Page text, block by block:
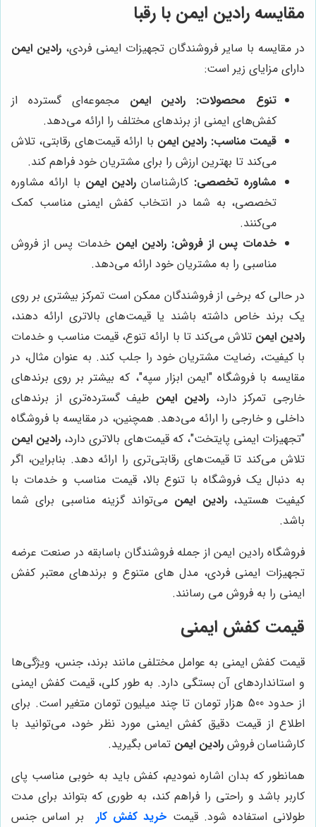
مقایسه رادین ایمن با رقبا
در مقایسه با سایر فروشندگان تجهیزات ایمنی فردی، رادین ایمن
دارای مزایای زیر است:
تنوع محصولات:
رادین ایمن مجموعه‌ای گسترده از
کفش‌های ایمنی از برندهای مختلف را ارائه می‌دهد.
قیمت مناسب: رادین ایمن با ارائه قیمت‌های رقابتی، تلاش
می‌کند تا بهترین ارزش را برای مشتریان خود فراهم کند.
مشاوره تخصصی: کارشناسان رادین ایمن با ارائه مشاوره
تخصصی، به شما در انتخاب کفش ایمنی مناسب کمک
می‌کنند.
خدمات پس از فروش: رادین ایمن خدمات پس از فروش
مناسبی را به مشتریان خود ارائه می‌دهد.
در حالی که برخی از فروشندگان ممکن است تمرکز بیشتری بر روی
یک برند خاص داشته باشند یا قیمت‌های بالاتری ارائه دهند،
رادین ایمن تلاش می‌کند تا با ارائه تنوع، قیمت مناسب و خدمات
با کیفیت، رضایت مشتریان خود را جلب کند. به عنوان مثال، در
مقایسه با فروشگاه "ایمن ابزار سپه"، که بیشتر بر روی برندهای
خارجی تمرکز دارد،رادین ایمن طیف گسترده‌تری از برندهای
داخلی و خارجی را ارائه می‌دهد. همچنین، در مقایسه با فروشگاه
"تجهیزات ایمنی پایتخت"، که قیمت‌های بالاتری دارد، رادین ایمن
تلاش می‌کند تا قیمت‌های رقابتی‌تری را ارائه دهد. بنابراین، اگر
به دنبال یک فروشگاه با تنوع بالا، قیمت مناسب و خدمات با
کیفیت هستید،رادین ایمن می‌تواند گزینه مناسبی برای شما
باشد.
فروشگاه رادین ایمن از جمله فروشندگان باسابقه در صنعت عرضه
تجهیزات ایمنی فردی، مدل های متنوع و برندهای معتبر کفش
ایمنی را به فروش می رسانند.
قیمت کفش ایمنی
قیمت کفش ایمنی به عوامل مختلفی مانند برند، جنس، ویژگی‌ها
و استانداردهای آن بستگی دارد. به طور کلی، قیمت کفش ایمنی
از حدود 500 هزار تومان تا چند میلیون تومان متغیر است. برای
اطلاع از قیمت دقیق کفش ایمنی مورد نظر خود، می‌توانید با
کارشناسان فروش رادین ایمن تماس بگیرید.
همانطور که بدان اشاره نمودیم، کفش باید به خوبی مناسب پای
کاربر باشد و راحتی را فراهم کند، به طوری که بتواند برای مدت
طولانی استفاده شود. قیمت خرید کفش کار
بر اساس جنس